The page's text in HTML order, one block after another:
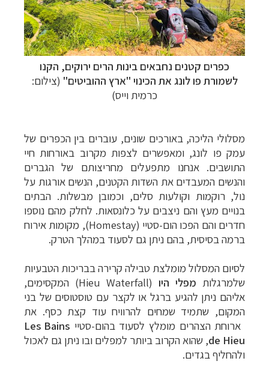
כפרים קטנים נחבאים בינות הרים ירוקים, הקנו
לשמורת פו לונג את הכינוי "ארץ ההוביטים" (צילום:
כרמית וייס)
מסלולי הליכה, באורכים שונים, עוברים בין הכפרים של
עמק פו לונג, ומאפשרים לצפות מקרוב באורחות חיי
התושבים. אנחנו מתפעלים מחריצותם של הגברים
והנשים המעבדים את השדות הקטנים, הנשים אורגות על
נול, רוקמות וקולעות סלים, וכמובן מבשלות. הבתים
בנויים מעץ והם ניצבים על כלונסאות. לחלק מהם נוספו
חדרים והם הפכו הום-סטיי (Homestay), מקומות אירוח
ברמה בסיסית, בהם ניתן גם לסעוד במהלך הטרק.
לסיום המסלול מומלצת טבילה קרירה בבריכות הטבעיות
שלמרגלות מפלי היו (
Hieu Waterfall) המקסימים,
אליהם ניתן להגיע ברגל או לקצר עם טוסטוסים של בני
המקום, שתמיד שמחים להרוויח עוד קצת כסף. את
ארוחת הצהרים מומלץ לסעוד בהום-סטיי Les Bains
de Hieu, שהוא הקרוב ביותר למפלים ובו ניתן גם לאכול
ולהחליף בגדים.